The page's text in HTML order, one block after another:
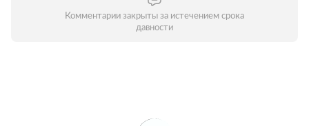
Комментарии закрыты за истечением срока
давности